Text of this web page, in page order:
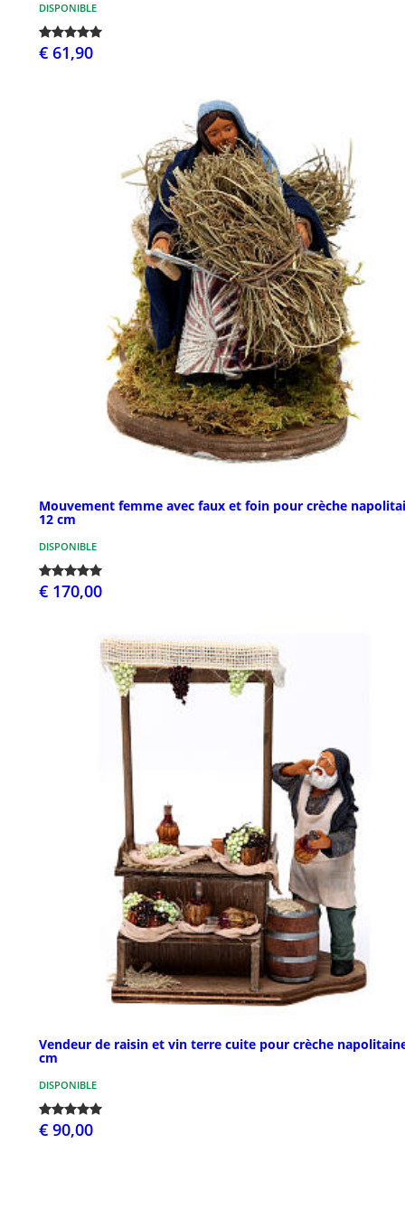
DISPONIBLE
€ 61,90
Mouvement femme avec faux et foin pour crèche
12 cm
DISPONIBLE
€ 170,00
Vendeur de raisin et vin terre cuite pour crèche
cm
DISPONIBLE
€ 90,00